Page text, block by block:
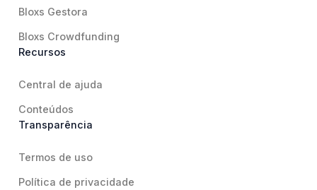
Bloxs Gestora
Bloxs Crowdfunding
Recursos
Central de ajuda
Conteúdos
Transparência
Termos de uso
Política de privacidade